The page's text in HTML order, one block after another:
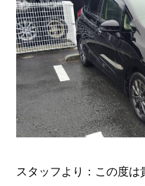
スタッフより：この度